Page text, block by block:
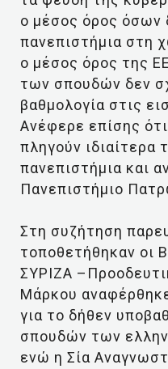
ο μέσος όρος όσων
πανεπιστήμια στη
ο μέσος όρος της
των σπουδών δεν
βαθμολογία στις
Ανέφερε επίσης
πληγούν ιδιαίτερα
πανεπιστήμια και
Πανεπιστήμιο
Στη συζήτηση
τοποθετήθηκαν οι
ΣΥΡΙΖΑ
Μάρκου
για το δήθεν
σπουδών των
ενώ η Σία